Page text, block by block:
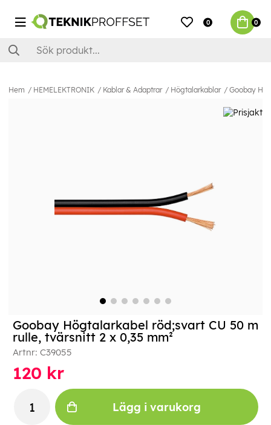
0 0
Hem HEMELEKTRONIK Kablar & Adaptrar Högtalarkablar Goobay
Goobay Högtalarkabel röd;svart CU 50 m
rulle, tvärsnitt 2 x 0,35 mm²
Artnr: C39055
120 kr
Lägg i varukorg